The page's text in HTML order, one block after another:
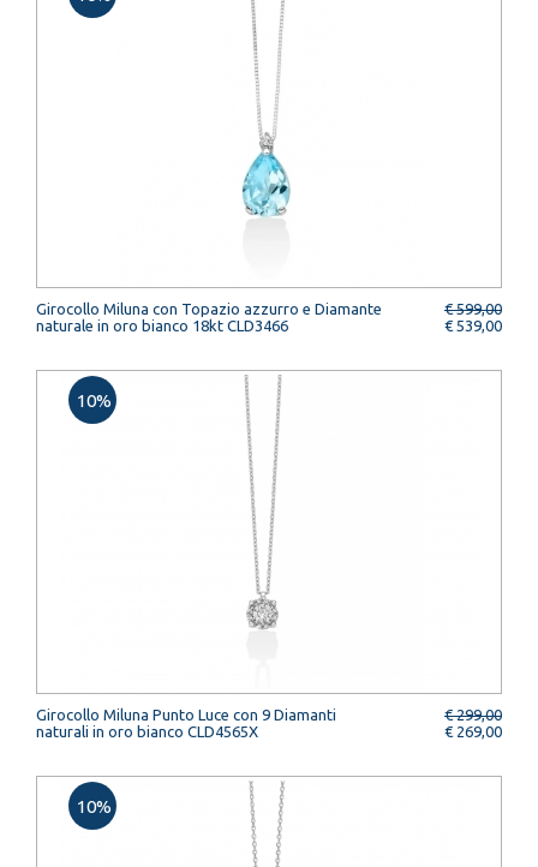
Girocollo Miluna con Topazio azzurro e Diamante
naturale in oro bianco 18kt CLD3466
€ 599,00
€ 539,00
Girocollo Miluna Punto Luce con 9 Diamanti
naturali in oro bianco CLD4565X
€ 299,00
€ 269,00
10%
10%